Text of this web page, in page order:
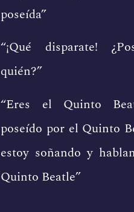
poseída”
“¡Qué disparate!
quién?”
“Eres el Quinto
poseído por el Quinto
estoy soñando y
Quinto Beatle”